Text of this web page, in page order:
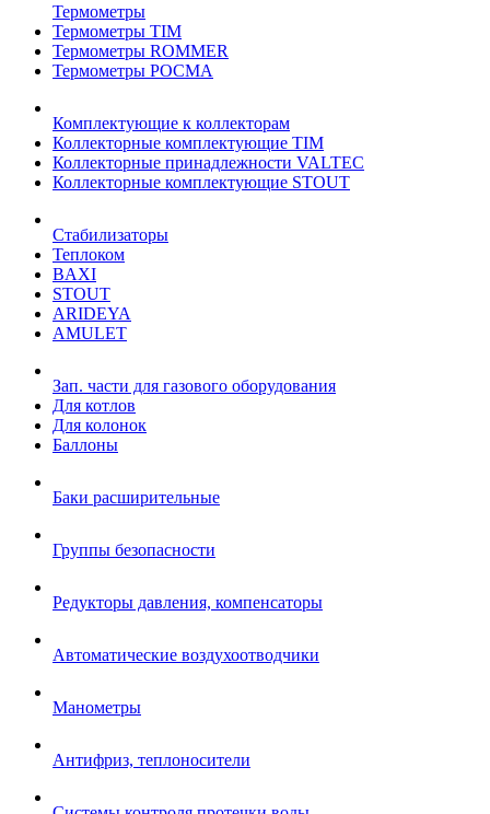
Термометры
Термометры TIM
Термометры ROMMER
Термометры РОСМА
Комплектующие к коллекторам
Коллекторные комплектующие TIM
Коллекторные принадлежности VALTEC
Коллекторные комплектующие STOUT
Стабилизаторы
Теплоком
BAXI
STOUT
ARIDEYA
AMULET
Зап. части для газового оборудования
Для котлов
Для колонок
Баллоны
Баки расширительные
Группы безопасности
Редукторы давления, компенсаторы
Автоматические воздухоотводчики
Манометры
Антифриз, теплоносители